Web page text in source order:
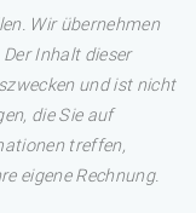
Wir übernehmen
Inhalt dieser
und ist nicht
die Sie auf
treffen,
eigene Rechnung.